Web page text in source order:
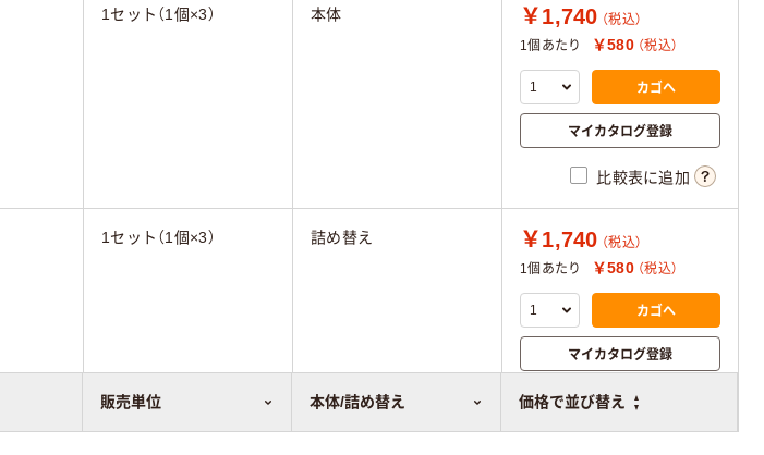
販売単位 本体/詰め替え 価格で並び替え
1セット（1個×3） 本体 ￥1,740 （税込）
1個あたり
￥580 （税込）
カゴへ
マイカタログ登録
比較表に追加
1セット（1個×3） 詰め替え ￥1,740 （税込）
1個あたり
￥580 （税込）
カゴへ
マイカタログ登録
比較表に追加